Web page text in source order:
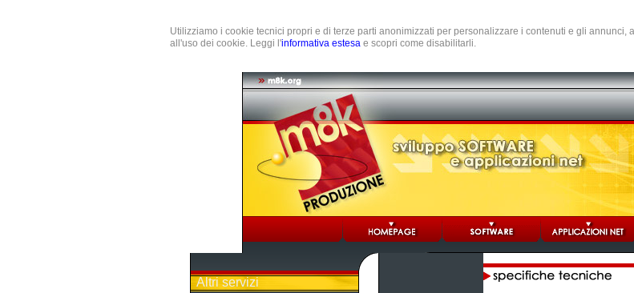
Utilizziamo i cookie tecnici propri e di terze parti anonimizzati per personalizzare i contenuti e gli annunci,
all'uso dei cookie. Leggi l'informativa estesa e scopri come disabilitarli.
Altri servizi